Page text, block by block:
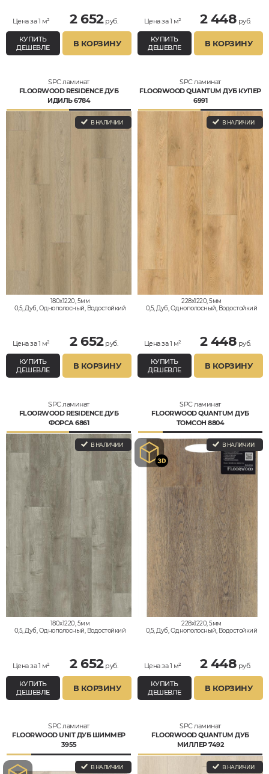
Цена за 1 м² 2 652руб.
КУПИТЬ
ДЕШЕВЛЕ
В КОРЗИНУ
Цена за 1 м² 2 448 руб.
КУПИТЬ
ДЕШЕВЛЕ
В КОРЗИНУ
SPC ламинат
FLOORWOOD RESIDENCE ДУБ
ИДИЛЬ 6784
В НАЛИЧИИ
180x1220, 5мм
0,5, Дуб, Однополосный, Водостойкий
Цена за 1 м² 2 652руб.
КУПИТЬ
ДЕШЕВЛЕ
В КОРЗИНУ
SPC ламинат
FLOORWOOD QUANTUM ДУБ КУПЕР
6991
В НАЛИЧИИ
228x1220, 5мм
0,5, Дуб, Однополосный, Водостойкий
Цена за 1 м² 2 448 руб.
КУПИТЬ
ДЕШЕВЛЕ
В КОРЗИНУ
SPC ламинат
FLOORWOOD RESIDENCE ДУБ
ФОРСА 6861
В НАЛИЧИИ
180x1220, 5мм
0,5, Дуб, Однополосный, Водостойкий
Цена за 1 м² 2 652руб.
КУПИТЬ
ДЕШЕВЛЕ
В КОРЗИНУ
SPC ламинат
FLOORWOOD QUANTUM ДУБ
ТОМСОН 8804
В НАЛИЧИИ
228x1220, 5мм
0,5, Дуб, Однополосный, Водостойкий
Цена за 1 м² 2 448 руб.
КУПИТЬ
ДЕШЕВЛЕ
В КОРЗИНУ
SPC ламинат
FLOORWOOD UNIT ДУБ ШИММЕР
3955
В НАЛИЧИИ
SPC ламинат
FLOORWOOD QUANTUM ДУБ
МИЛЛЕР 7492
В НАЛИЧИИ